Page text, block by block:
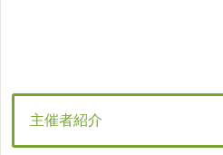
主催者紹介